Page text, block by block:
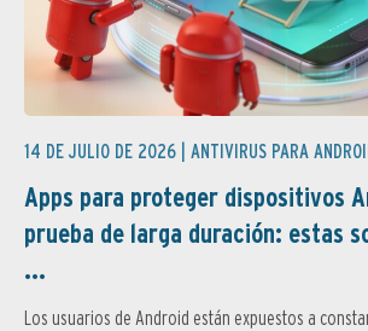
14 DE JULIO DE 2026 | ANTIVIRUS PARA
Apps para proteger dispositivos
prueba de larga duración: estas
...
Los usuarios de Android están expuestos a